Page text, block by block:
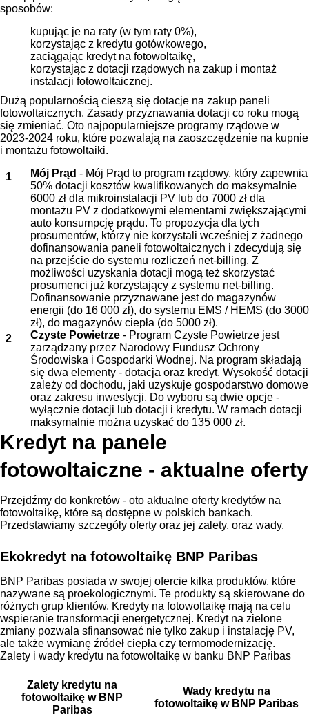
sposobów:
kupując je na raty (w tym raty 0%),
korzystając z kredytu gotówkowego,
zaciągając kredyt na fotowoltaikę,
korzystając z dotacji rządowych na zakup i montaż
instalacji fotowoltaicznej.
Dużą popularnością cieszą się dotacje na zakup paneli
fotowoltaicznych. Zasady przyznawania dotacji co roku mogą
się zmieniać. Oto najpopularniejsze programy rządowe w
2023-2024 roku, które pozwalają na zaoszczędzenie na kupnie
i montażu fotowoltaiki.
Mój Prąd - Mój Prąd to program rządowy, który zapewnia
50% dotacji kosztów kwalifikowanych do maksymalnie
6000 zł dla mikroinstalacji PV lub do 7000 zł dla
montażu PV z dodatkowymi elementami zwiększającymi
auto konsumpcję prądu. To propozycja dla tych
prosumentów, którzy nie korzystali wcześniej z żadnego
dofinansowania paneli fotowoltaicznych i zdecydują się
na przejście do systemu rozliczeń net-billing. Z
możliwości uzyskania dotacji mogą też skorzystać
prosumenci już korzystający z systemu net-billing.
Dofinansowanie przyznawane jest do magazynów
energii (do 16 000 zł), do systemu EMS / HEMS (do 3000
zł), do magazynów ciepła (do 5000 zł).
Czyste Powietrze - Program Czyste Powietrze jest
zarządzany przez Narodowy Fundusz Ochrony
Środowiska i Gospodarki Wodnej. Na program składają
się dwa elementy - dotacja oraz kredyt. Wysokość dotacji
zależy od dochodu, jaki uzyskuje gospodarstwo domowe
oraz zakresu inwestycji. Do wyboru są dwie opcje -
wyłącznie dotacji lub dotacji i kredytu. W ramach dotacji
maksymalnie można uzyskać do 135 000 zł.
Kredyt na panele
fotowoltaiczne - aktualne oferty
Przejdźmy do konkretów - oto aktualne oferty kredytów na
fotowoltaikę, które są dostępne w polskich bankach.
Przedstawiamy szczegóły oferty oraz jej zalety, oraz wady.
Ekokredyt na fotowoltaikę BNP Paribas
BNP Paribas posiada w swojej ofercie kilka produktów, które
nazywane są proekologicznymi. Te produkty są skierowane do
różnych grup klientów. Kredyty na fotowoltaikę mają na celu
wspieranie transformacji energetycznej. Kredyt na zielone
zmiany pozwala sfinansować nie tylko zakup i instalację PV,
ale także wymianę źródeł ciepła czy termomodernizację.
Zalety i wady kredytu na fotowoltaikę w banku BNP Paribas
Zalety kredytu na
fotowoltaikę w BNP
Paribas
Wady kredytu na
fotowoltaikę w BNP Paribas